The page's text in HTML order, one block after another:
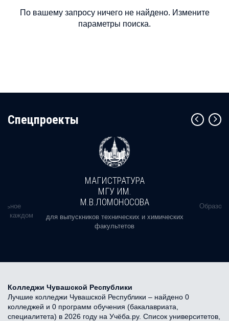
По вашему запросу ничего не найдено. Измените
параметры поиска.
Cпецпроекты
в каждом
МАГИСТРАТУРА
МГУ ИМ.
М.В.ЛОМОНОСОВА
для выпускников технических и химических
факультетов
Колледжи Чувашской Республики
Лучшие колледжи Чувашской Республики – найдено 0
колледжей и 0 программ обучения (бакалавриата,
специалитета) в 2026 году на Учёба.ру. Список университетов,